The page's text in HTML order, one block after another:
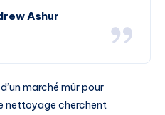
Ashur
marché mûr pour
nettoyage cherchent